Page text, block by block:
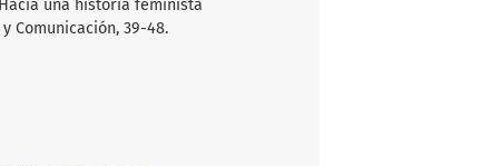
Hacia una historia feminista
Comunicación, 39-48.